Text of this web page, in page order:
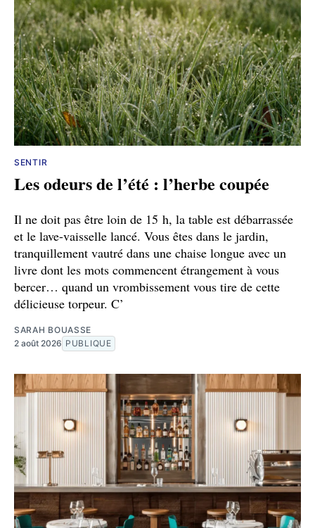
SENTIR
Les odeurs de l’été : l’herbe coupée
Il ne doit pas être loin de 15 h, la table est débarrassée
et le lave-vaisselle lancé. Vous êtes dans le jardin,
tranquillement vautré dans une chaise longue avec un
livre dont les mots commencent étrangement à vous
bercer… quand un vrombissement vous tire de cette
délicieuse torpeur. C’
SARAH BOUASSE
2 août 2026 PUBLIQUE